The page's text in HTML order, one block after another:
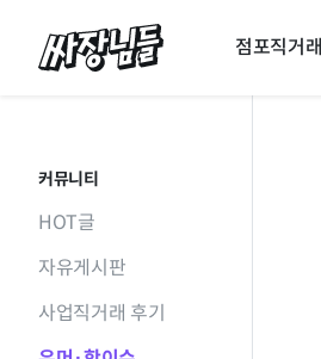
싸장님들 점포직거래
커뮤니티
HOT글
자유게시판
사업직거래 후기